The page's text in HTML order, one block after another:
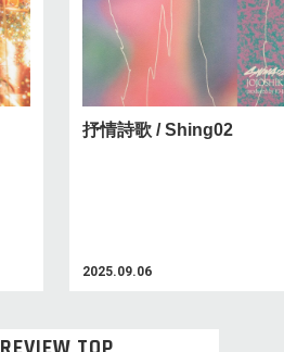
抒情詩歌 / Shing02
2025.09.06